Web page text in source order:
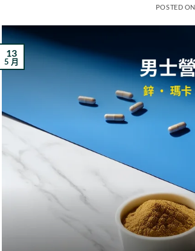
POSTED ON
13
5 月